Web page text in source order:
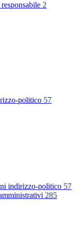
2
politico 57
indirizzo-politico 57
285